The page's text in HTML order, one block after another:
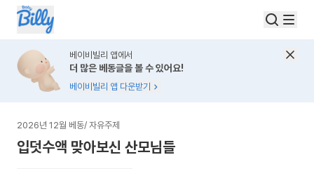
베이비빌리 앱에서
더 많은 베동글을 볼 수 있어요!
베이비빌리 앱 다운받기
2026년 12월 베동/ 자유주제
입덧수액 맞아보신 산모님들